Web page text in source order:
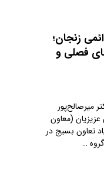
زنجان؛
فصلی و
میرصالح‌پور
(معاون
تعاون بسیج در
…